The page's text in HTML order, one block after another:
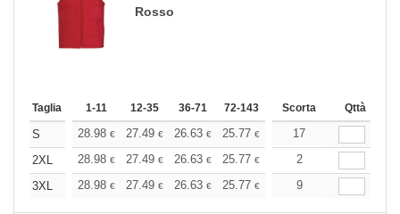
Rosso
Taglia 1-11 12-35 36-71 72-143 144-287 288 +
Scorta Qttà
S 28.98 € 27.49 € 26.63 € 25.77 € 24.48€
17
2XL
28.98 € 27.49 € 26.63 € 25.77 € 24.48
2
3XL
28.98 € 27.49 € 26.63 € 25.77 € 24.48
9